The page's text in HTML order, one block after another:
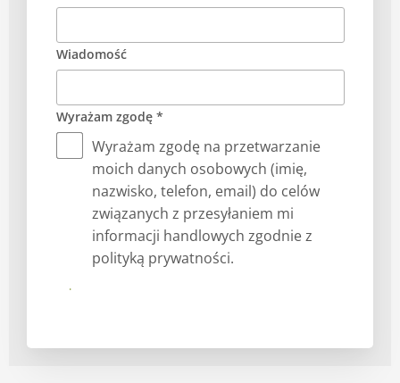
Wiadomość
Wyrażam zgodę *
Wyrażam zgodę na przetwarzanie
moich danych osobowych (imię,
nazwisko, telefon, email) do celów
związanych z przesyłaniem mi
informacji handlowych zgodnie z
polityką prywatności.
Prześlij